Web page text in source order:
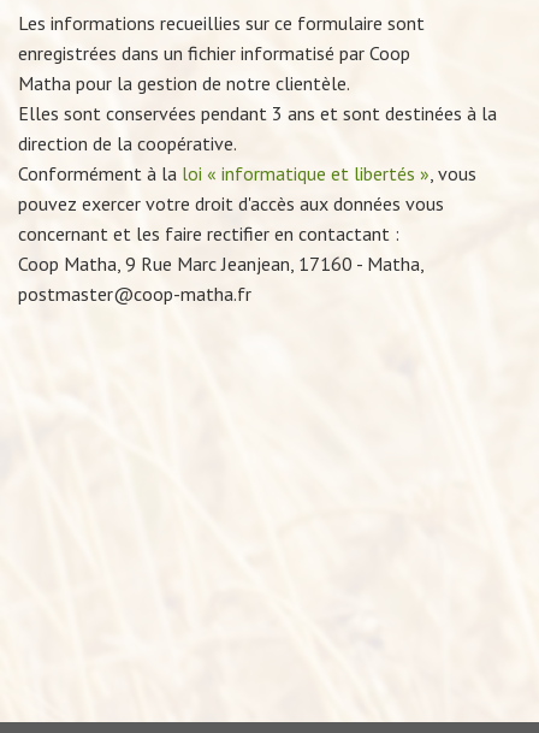
Les informations recueillies sur ce formulaire sont
enregistrées dans un fichier informatisé par Coop
Matha pour la gestion de notre clientèle.
Elles sont conservées pendant 3 ans et sont destinées à la
direction de la coopérative.
Conformément à la loi « informatique et libertés », vous
pouvez exercer votre droit d'accès aux données vous
concernant et les faire rectifier en contactant :
Coop Matha, 9 Rue Marc Jeanjean, 17160 - Matha,
postmaster@coop-matha.fr